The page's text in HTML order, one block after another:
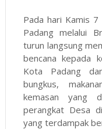
Pada hari Kamis
Padang melalui
turun langsung
bencana kepada
Kota Padang
bungkus,
kemasan yang
perangkat Desa
yang terdampak